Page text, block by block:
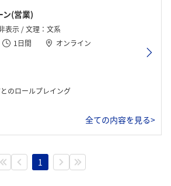
ン(営業)
表示 / 文理：文系
1日間
オンライン
のロールプレイング
全ての内容を見る>
1